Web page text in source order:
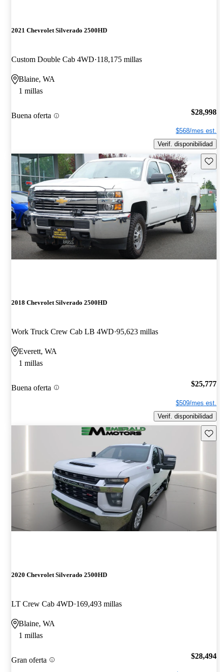
2021 Chevrolet Silverado 2500HD
Custom Double Cab 4WD 118,175 millas
Blaine, WA
1 millas
Buena oferta $28,998
$568/mes est.
Verif. disponibilidad
2018 Chevrolet Silverado 2500HD
Work Truck Crew Cab LB 4WD 95,623 millas
Everett, WA
1 millas
Buena oferta $25,777
$509/mes est.
Verif. disponibilidad
2020 Chevrolet Silverado 2500HD
LT Crew Cab 4WD 169,493 millas
Blaine, WA
1 millas
Gran oferta $28,494